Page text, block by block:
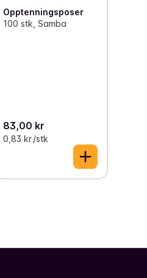
Opptenningsposer
100 stk, Samba
83,00 kr
0,83 kr /stk